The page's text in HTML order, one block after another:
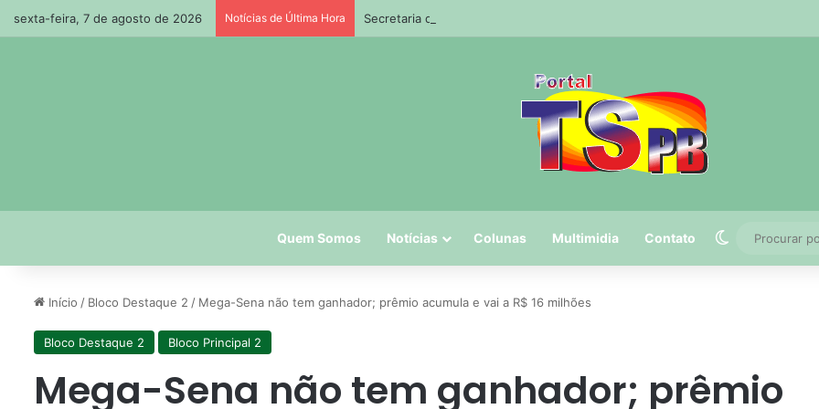
sexta-feira, 7 de agosto de 2026 Notícias de Última Hora Secretaria da Receita prorroga prazo para pagamento do ISS de julho
Quem Somos Notícias Colunas Multimidia Contato Switch skin
Início / Bloco Destaque 2 / Mega-Sena não tem ganhador; prêmio acumula e vai a R$ 16 milhões
Bloco Destaque 2 Bloco Principal 2
Mega-Sena não tem ganhador; prêmio